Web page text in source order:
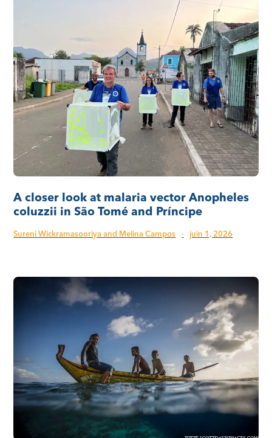
A closer look at malaria vector Anopheles
coluzzii in São Tomé and Príncipe
Sureni Wickramasooriya and Melina Campos · juin 1, 2026